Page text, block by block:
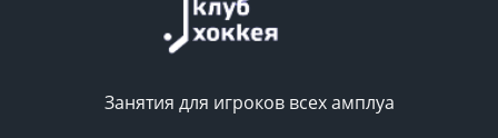
Занятия для игроков всех амплуа